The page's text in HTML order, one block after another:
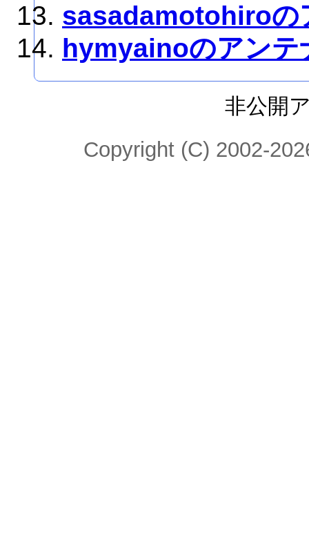
sasadamotohiroの
hymyainoのアンテ
非公開
Copyright (C) 2002-